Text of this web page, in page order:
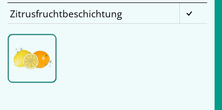
Zitrusfruchtbeschichtung